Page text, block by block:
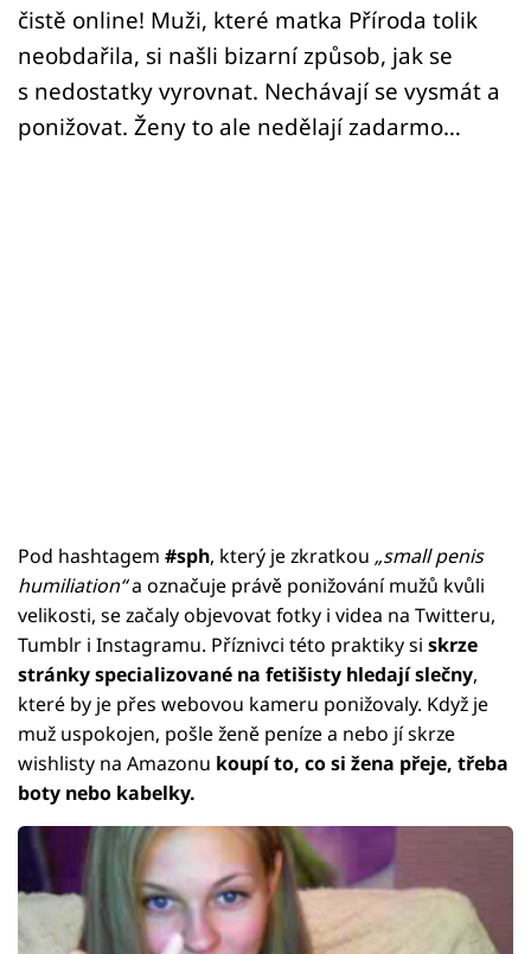
čistě online! Muži, které matka Příroda tolik
neobdařila, si našli bizarní způsob, jak se
s nedostatky vyrovnat. Nechávají se vysmát a
ponižovat. Ženy to ale nedělají zadarmo…
Pod hashtagem #sph, který je zkratkou „small penis
humiliation“a označuje právě ponižování mužů kvůli
velikosti, se začaly objevovat fotky i videa na Twitteru,
Tumblr i Instagramu. Příznivci této praktiky si skrze
stránky specializované na fetišisty hledají slečny,
které by je přes webovou kameru ponižovaly. Když je
muž uspokojen, pošle ženě peníze a nebo jí skrze
wishlisty na Amazonu koupí to, co si žena přeje, třeba
boty nebo kabelky.